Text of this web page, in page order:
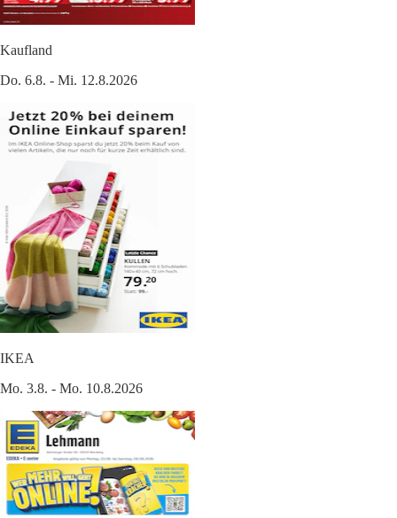
Kaufland
Do. 6.8. - Mi. 12.8.2026
IKEA
Mo. 3.8. - Mo. 10.8.2026